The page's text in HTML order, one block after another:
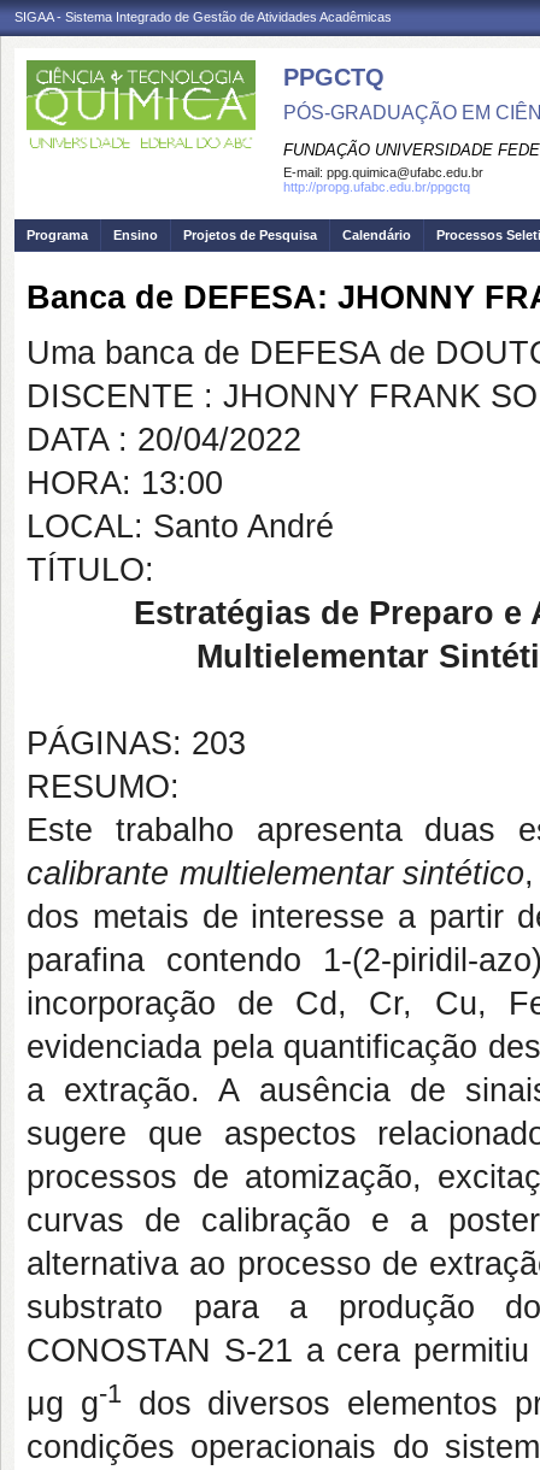
SIGAA - Sistema Integrado de Gestão de Atividades Acadêmicas
PPGCTQ
PÓS-GRADUAÇÃO EM
FUNDAÇÃO UNIVERSIDADE
E-mail: ppg.quimica@ufabc.edu.br
http://propg.ufabc.edu.br/ppgctq
Programa Ensino Projetos de Pesquisa Calendário Processos
Banca de DEFESA: JHONNY
Uma banca de DEFESA de
DISCENTE : JHONNY FRANK
DATA : 20/04/2022
HORA: 13:00
LOCAL: Santo André
TÍTULO:
Estratégias de Preparo
Multielementar
PÁGINAS: 203
RESUMO:
Este trabalho apresenta
calibrante multielementar sintético
dos metais de interesse a partir
parafina contendo 1-(2-piridil-
incorporação de Cd, Cr, Cu,
evidenciada pela quantificação
a extração. A ausência de
sugere que aspectos
processos de atomização,
curvas de calibração e a
alternativa ao processo de
substrato para a produção
CONOSTAN S-21 a cera
μg g-1dos diversos elementos
condições operacionais do